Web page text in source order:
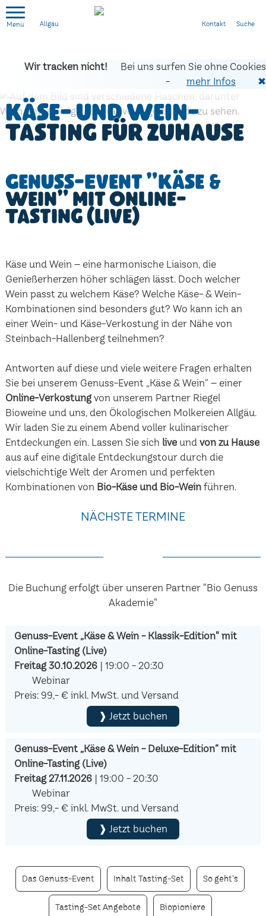
Allgäu
Wir tracken nicht!
Bei uns surfen Sie ohne Cookies
-
mehr Infos ✖
Käse- und Wein-
Tasting für zuhause
Genuss-Event "Käse &
Wein" mit Online-
Tasting (live)
Käse und Wein – eine harmonische Liaison, die
Genießerherzen höher schlägen lässt. Doch welcher
Wein passt zu welchem Käse? Welche Käse- & Wein-
Kombinationen sind besonders gut? Wo kann ich an
einer Wein- und Käse-Verkostung in der Nähe von
Steinbach-Hallenberg teilnehmen?
Antworten auf diese und viele weitere Fragen erhalten
Sie bei unserem Genuss-Event „Käse & Wein“ – einer
Online-Verkostungvon unserem Partner Riegel
Bioweine und uns, den Ökologischen Molkereien Allgäu.
Wir laden Sie zu einem Abend voller kulinarischer
Entdeckungen ein. Lassen Sie sich live und von zu Hause
aus auf eine digitale Entdeckungstour durch die
vielschichtige Welt der Aromen und perfekten
Kombinationen von Bio-Käse und Bio-Weinführen.
NÄCHSTE TERMINE
Die Buchung erfolgt über unseren Partner "Bio Genuss
Akademie"
Genuss-Event „Käse & Wein - Klassik-Edition" mit
Online-Tasting (Live)
Freitag 30.10.2026| 19:00 - 20:30
Webinar
Preis: 99,- € inkl. MwSt. und Versand
❱ Jetzt buchen
Genuss-Event „Käse & Wein - Deluxe-Edition“ mit
Online-Tasting (Live)
Freitag 27.11.2026| 19:00 - 20:30
Webinar
Preis: 99,- € inkl. MwSt. und Versand
❱ Jetzt buchen
Das Genuss-Event Inhalt Tasting-Set So geht's
Tasting-Set Angebote Biopioniere